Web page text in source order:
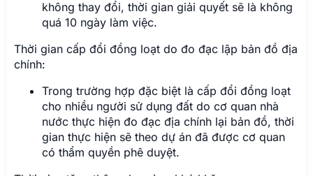
không thay đổi, thời gian giải quyết sẽ là không
quá 10 ngày làm việc.
Thời gian cấp đổi đồng loạt do đo đạc lập bản đồ địa
chính:
Trong trường hợp đặc biệt là cấp đổi đồng loạt
cho nhiều người sử dụng đất do cơ quan nhà
nước thực hiện đo đạc địa chính lại bản đồ, thời
gian thực hiện sẽ theo dự án đã được cơ quan
có thẩm quyền phê duyệt.